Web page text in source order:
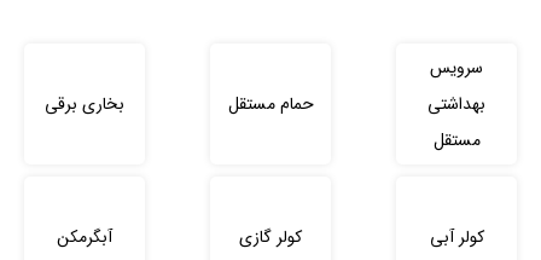
سرویس
بهداشتی
مستقل
حمام مستقل بخاری برقی
کولر آبی کولر گازی آبگرمکن